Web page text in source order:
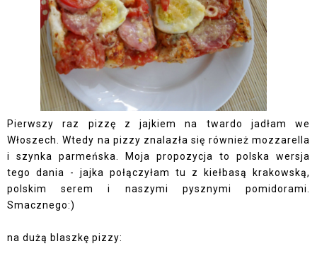
Pierwszy raz pizzę z jajkiem na twardo jadłam we
Włoszech. Wtedy na pizzy znalazła się również mozzarella
i szynka parmeńska. Moja propozycja to polska wersja
tego dania - jajka połączyłam tu z kiełbasą krakowską,
polskim serem i naszymi pysznymi pomidorami.
Smacznego:)
na dużą blaszkę pizzy: